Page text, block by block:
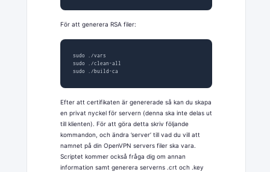
För att generera RSA filer:
sudo ./vars
sudo ./clean-all
sudo ./build-ca
Efter att certifikaten är genererade så kan du skapa
en privat nyckel för servern (denna ska inte delas ut
till klienten). För att göra detta skriv följande
kommandon, och ändra ’server’ till vad du vill att
namnet på din OpenVPN servers filer ska vara.
Scriptet kommer också fråga dig om annan
information samt generera serverns .crt och .key